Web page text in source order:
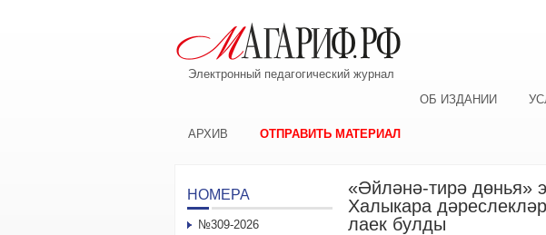
Электронный педагогический журнал
ОБ ИЗДАНИИ
АРХИВ ОТПРАВИТЬ МАТЕРИАЛ
«Әйләнә-тирә дөнья»
Халыкара
лаек булды
НОМЕРА
№309-2026